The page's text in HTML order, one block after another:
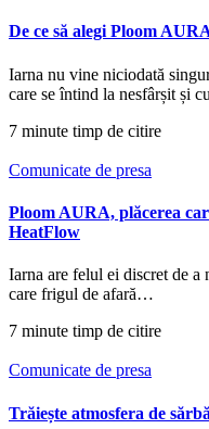
De ce să alegi Ploom
Iarna nu vine niciodată
care se întind la nesfârșit și
7 minute timp de citire
Comunicate de presa
Ploom AURA, plăcerea
HeatFlow
Iarna are felul ei discret de a
care frigul de afară…
7 minute timp de citire
Comunicate de presa
Trăiește atmosfera de